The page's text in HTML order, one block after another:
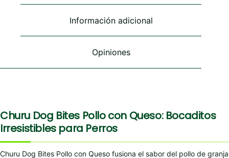
Información adicional
Opiniones
Churu Dog Bites Pollo con Queso: Bocaditos
Irresistibles para Perros
Churu Dog Bites Pollo con Queso fusiona el sabor del pollo de granja